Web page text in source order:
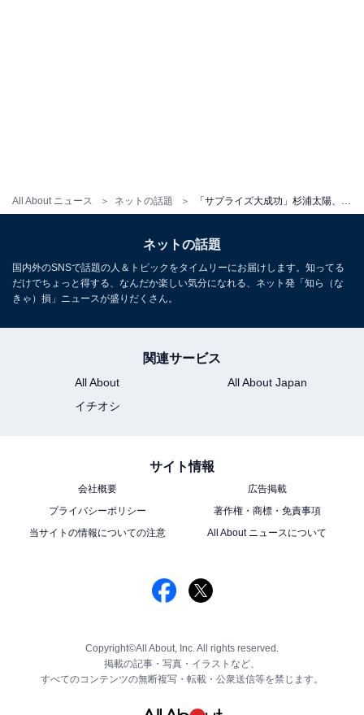
All About ニュース ネットの話題
ネットの話題
国内外のSNSで話題の人＆トピックをタイムリーにお届けします。知ってる
だけでちょっと得する、なんだか楽しい気分になれる、ネット発「知ら（な
きゃ）損」ニュースが盛りだくさん。
関連サービス
All About
All About Japan
イチオシ
サイト情報
会社概要
広告掲載
プライバシーポリシー
著作権・商標・免責事項
当サイトの情報についての注意
All About ニュースについて
Copyright©All About, Inc. All rights reserved.
掲載の記事・写真・イラストなど、
すべてのコンテンツの無断複写・転載・公衆送信等を禁じます。